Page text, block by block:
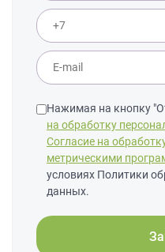
Нажимая на кнопку
на обработку
Согласие на
метрическими
условиях Политики
данных.